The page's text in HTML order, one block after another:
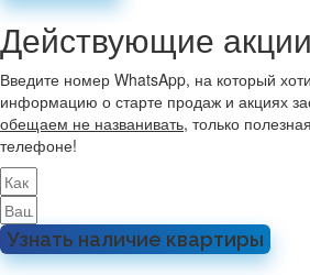
Действующие акции
Введите номер WhatsApp, на который
информацию о старте продаж и акциях
обещаем не названивать, только
телефоне!
Узнать наличие квартиры